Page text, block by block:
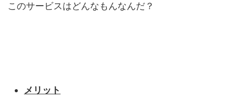
このサービスはどんなもんなんだ？
メリット